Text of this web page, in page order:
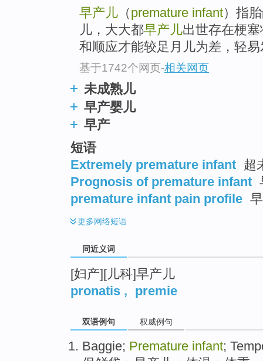
早产儿 （premature infant）指
儿，大大都早产儿出世存在梗
和顺应才能较足月儿为差，轻
基于1742个网页-相关网页
未成熟儿
早产婴儿
早产
短语
Extremely premature infant 超
Prognosis of premature infant
premature infant pain profile
更多网络短语
同近义词
[妇产][儿科]早产儿
pronatis , premie
双语例句 权威例句
Baggie; Premature infant;